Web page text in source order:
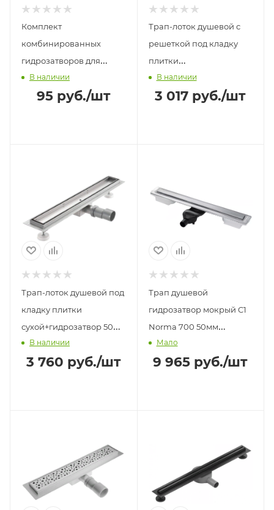
Комплект
комбинированных
гидрозатворов для
душевого трапа к серии
BAD 41/42 TIM
В наличии
95руб./шт
Трап-лоток душевой с
решеткой под кладку
плитки
сухой+гидрозатвор 50мм
70х500мм BAD455002
В наличии
3 017 руб./шт
Трап-лоток душевой под
кладку плитки
сухой+гидрозатвор 50мм
70х700мм BAD457002
TIM
В наличии
3 760 руб./шт
Трап душевой
гидрозатвор мокрый C1
Norma 700 50мм
700х44мм WASSERHAUS
BERGES
Мало
9 965 руб./шт